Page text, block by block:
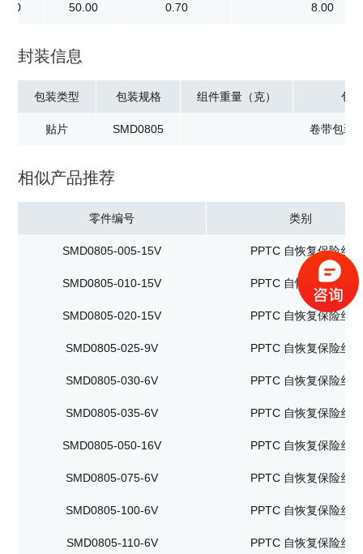
50.00 0.70 8.00
封装信息
包装类型
贴片
包装规格
SMD0805
组件重量（克） 包
卷带包装
相似产品推荐
零件编号 类别
SMD0805-005-15V PPTC 自恢复保险丝
SMD0805-010-15V PPTC 自恢复保险丝
SMD0805-020-15V PPTC 自恢复保险丝
SMD0805-025-9V PPTC 自恢复保险丝
SMD0805-030-6V PPTC 自恢复保险丝
SMD0805-035-6V PPTC 自恢复保险丝
SMD0805-050-16V PPTC 自恢复保险丝
SMD0805-075-6V PPTC 自恢复保险丝
SMD0805-100-6V PPTC 自恢复保险丝
SMD0805-110-6V PPTC 自恢复保险丝